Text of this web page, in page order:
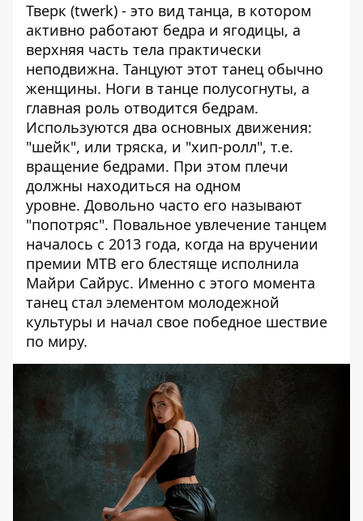
Тверк (twerk) - это вид танца, в котором
активно работают бедра и ягодицы, а
верхняя часть тела практически
неподвижна. Танцуют этот танец обычно
женщины. Ноги в танце полусогнуты, а
главная роль отводится бедрам.
Используются два основных движения:
"шейк", или тряска, и "хип-ролл", т.е.
вращение бедрами. При этом плечи
должны находиться на одном
уровне. Довольно часто его называют
"попотряс". Повальное увлечение танцем
началось с 2013 года, когда на вручении
премии МТВ его блестяще исполнила
Майри Сайрус. Именно с этого момента
танец стал элементом молодежной
культуры и начал свое победное шествие
по миру.